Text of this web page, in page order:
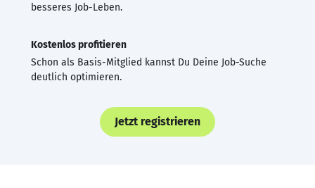
besseres Job-Leben.
Kostenlos profitieren
Schon als Basis-Mitglied kannst Du Deine Job-Suche
deutlich optimieren.
Jetzt registrieren